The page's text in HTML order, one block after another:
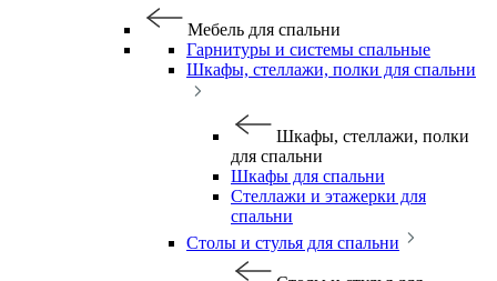
Мебель для спальни
Гарнитуры и системы спальные
Шкафы, стеллажи, полки для спальни
Шкафы, стеллажи, полки
для спальни
Шкафы для спальни
Стеллажи и этажерки для
спальни
Столы и стулья для спальни